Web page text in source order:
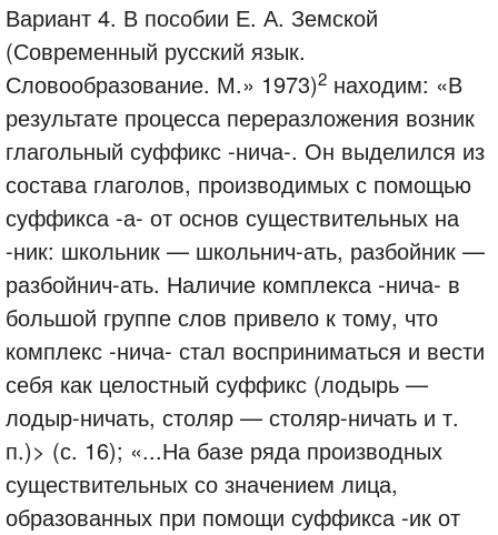
Вариант 4. В пособии Е. А. Земской
(Современный русский язык.
Словообразование. М.» 1973)2 находим: «В
результате процесса переразложения возник
глагольный суффикс -нича-. Он выделился из
состава глаголов, производимых с помощью
суффикса -а- от основ существительных на
-ник: школьник — школьнич-ать, разбойник —
разбойнич-ать. Наличие комплекса -нича- в
большой группе слов привело к тому, что
комплекс -нича- стал восприниматься и вести
себя как целостный суффикс (лодырь —
лодыр-ничать, столяр — столяр-ничать и т.
п.)> (с. 16); «...На базе ряда производных
существительных со значением лица,
образованных при помощи суффикса -ик от